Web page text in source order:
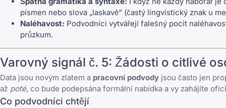
písmen nebo slova „laskavě“ (častý lingvistický znak u
Naléhavost: Podvodníci vytvářejí falešný pocit
průzkum.
Varovný signál č. 5: Žádosti o citlivé
Data jsou novým zlatem a pracovní podvody jsou často jen
až poté, co bude podepsána formální nabídka a vy zahájíte
Co podvodníci chtějí